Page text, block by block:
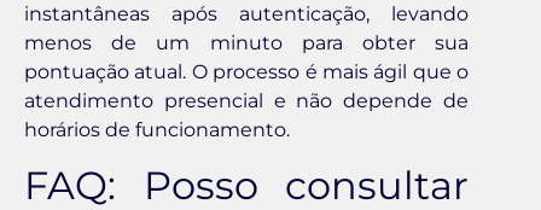
instantâneas após autenticação, levando
menos de um minuto para obter sua
pontuação atual. O processo é mais ágil que o
atendimento presencial e não depende de
horários de funcionamento.
FAQ: Posso consultar